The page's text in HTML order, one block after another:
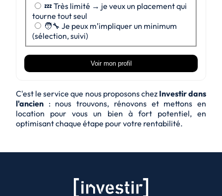
💤 Très limité → je veux un placement qui
tourne tout seul
🧑‍🔧 Je peux m’impliquer un minimum
(sélection, suivi)
Voir mon profil
C'est le service que nous proposons chez Investir dans
l'ancien : nous trouvons, rénovons et mettons en
location pour vous un bien à fort potentiel, en
optimisant chaque étape pour votre rentabilité.